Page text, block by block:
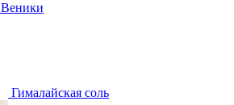
Веники
Гималайская соль